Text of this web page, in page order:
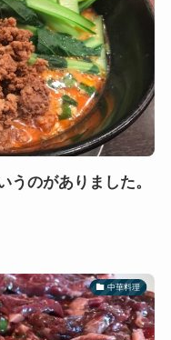
うのがありました。
中華料理